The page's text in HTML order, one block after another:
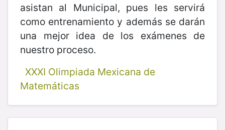
asistan al Municipal, pues les servirá
como entrenamiento y además se darán
una mejor idea de los exámenes de
nuestro proceso.
XXXI Olimpiada Mexicana de
Matemáticas